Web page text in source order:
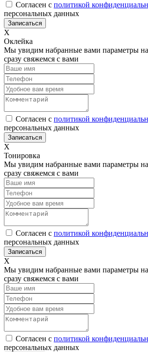
Согласен с политикой
персональных данных
Х
Оклейка
Мы увидим набранные вами параметры на
сразу свяжемся с вами
Согласен с политикой
персональных данных
Х
Тонировка
Мы увидим набранные вами параметры на
сразу свяжемся с вами
Согласен с политикой
персональных данных
Х
Мы увидим набранные вами параметры на
сразу свяжемся с вами
Согласен с политикой
персональных данных